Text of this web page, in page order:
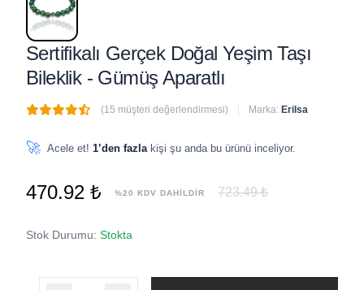
Sertifikalı Gerçek Doğal Yeşim Taşı
Bileklik - Gümüş Aparatlı
(15 müşteri değerlendirmesi) Marka: Erilsa
🚀 Acele et! 1’den fazla kişi şu anda bu ürünü inceliyor.
470.92 ₺ %20 KDV DAHİLDİR 723.49 ₺
Stok Durumu: Stokta